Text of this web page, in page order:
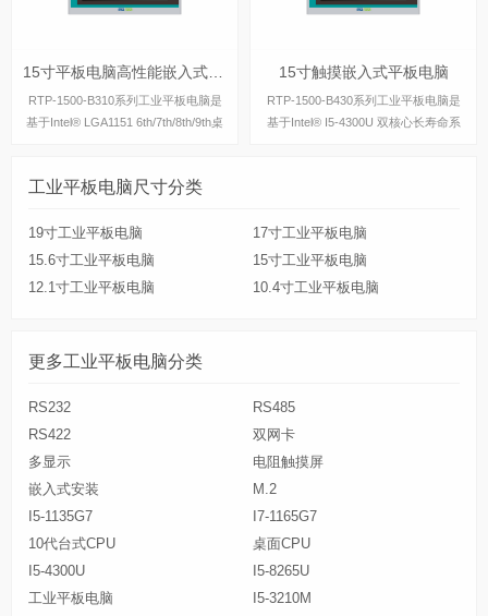
15寸平板电脑高性能嵌入式安装
RTP-1500-B310系列工业平板电脑是
基于Intel® LGA1151 6th/7th/8th/9th桌
dows操作系统。
15寸触摸嵌入式平板电脑
RTP-1500-B430系列工业平板电脑是
基于Intel® I5-4300U 双核心长寿命系
工业平板电脑尺寸分类
19寸工业平板电脑
17寸工业平板电脑
15.6寸工业平板电脑
15寸工业平板电脑
12.1寸工业平板电脑
10.4寸工业平板电脑
更多工业平板电脑分类
RS232
RS485
RS422
双网卡
多显示
电阻触摸屏
嵌入式安装
M.2
I5-1135G7
I7-1165G7
10代台式CPU
桌面CPU
I5-4300U
I5-8265U
工业平板电脑
I5-3210M